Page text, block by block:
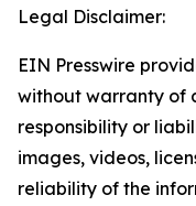
Legal Disclaimer:
EIN Presswire
without warranty of
responsibility or
images, videos,
reliability of the